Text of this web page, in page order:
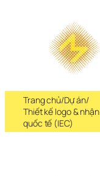
Trang chủ/Dự án/
Thiết kế logo &
quốc tế (IEC)